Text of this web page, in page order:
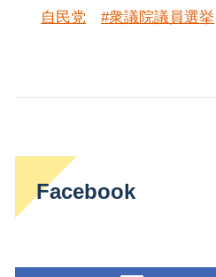
自民党
#衆議院議員選挙
Facebook